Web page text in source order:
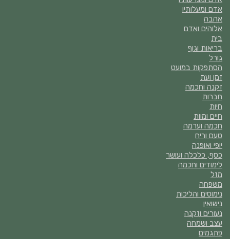
אדם ומעלותיו
אהבה
אלוהים ואדם
בית
בריאות וגוף
גורל
הסתפקות במועט
זמן ועת
זקנה וחכמה
חברות
חיות
חיים ומוות
חכמה וערמה
טעם וריח
יופי ואופנה
כסף, כלכלה ועושר
לימודים וחכמה
מזל
משפחה
נימוסים והליכות
נישואין
נעורים וזקנה
עצב ושמחה
פתגמים